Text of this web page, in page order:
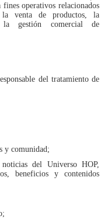
operativos relacionados
venta de productos, la
gestión comercial de
del tratamiento de
y comunidad;
del Universo HOP,
beneficios y contenidos